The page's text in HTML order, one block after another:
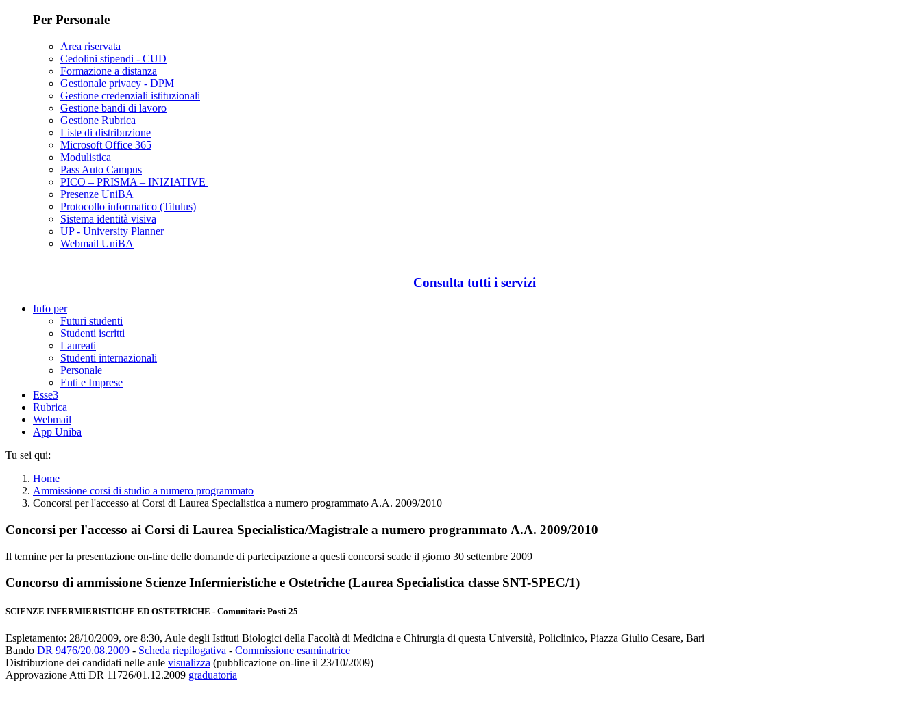
Per Personale
Area riservata
Cedolini stipendi - CUD
Formazione a distanza
Gestionale privacy - DPM
Gestione credenziali istituzionali
Gestione bandi di lavoro
Gestione Rubrica
Liste di distribuzione
Microsoft Office 365
Modulistica
Pass Auto Campus
PICO – PRISMA – INIZIATIVE
Presenze UniBA
Protocollo informatico (Titulus)
Sistema identità visiva
UP - University Planner
Webmail UniBA
Consulta tutti i servizi
Info per
Futuri studenti
Studenti iscritti
Laureati
Studenti internazionali
Personale
Enti e Imprese
Esse3
Rubrica
Webmail
App Uniba
Tu sei qui:
Home
Ammissione corsi di studio a numero programmato
Concorsi per l'accesso ai Corsi di Laurea Specialistica a numero programmato A.A. 2009/2010
Concorsi per l'accesso ai Corsi di Laurea Specialistica/Magistrale a numero programmato A.A. 2009/2010
Il termine per la presentazione on-line delle domande di partecipazione a questi concorsi scade il giorno 30 settembre 2009
Concorso di ammissione Scienze Infermieristiche e Ostetriche (Laurea Specialistica classe SNT-SPEC/1)
SCIENZE INFERMIERISTICHE ED OSTETRICHE - Comunitari: Posti 25
Espletamento: 28/10/2009, ore 8:30, Aule degli Istituti Biologici della Facoltà di Medicina e Chirurgia di questa Università, Policlinico, Piazza Giulio Cesare, Bari
Bando DR 9476/20.08.2009 - Scheda riepilogativa - Commissione esaminatrice
Distribuzione dei candidati nelle aule visualizza (pubblicazione on-line il 23/10/2009)
Approvazione Atti DR 11726/01.12.2009 graduatoria